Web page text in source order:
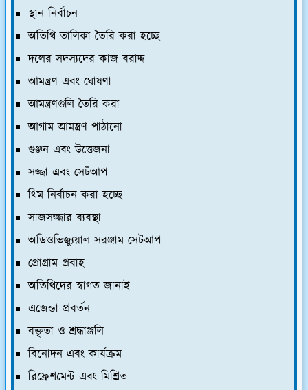
স্থান নির্বাচন
অতিথি তালিকা তৈরি করা হচ্ছে
দলের সদস্যদের কাজ বরাদ্দ
আমন্ত্রণ এবং ঘোষণা
আমন্ত্রণগুলি তৈরি করা
আগাম আমন্ত্রণ পাঠানো
গুঞ্জন এবং উত্তেজনা
সজ্জা এবং সেটআপ
থিম নির্বাচন করা হচ্ছে
সাজসজ্জার ব্যবস্থা
অডিওভিজ্যুয়াল সরঞ্জাম সেটআপ
প্রোগ্রাম প্রবাহ
অতিথিদের স্বাগত জানাই
এজেন্ডা প্রবর্তন
বক্তৃতা ও শ্রদ্ধাঞ্জলি
বিনোদন এবং কার্যক্রম
রিফ্রেশমেন্ট এবং মিশ্রিত